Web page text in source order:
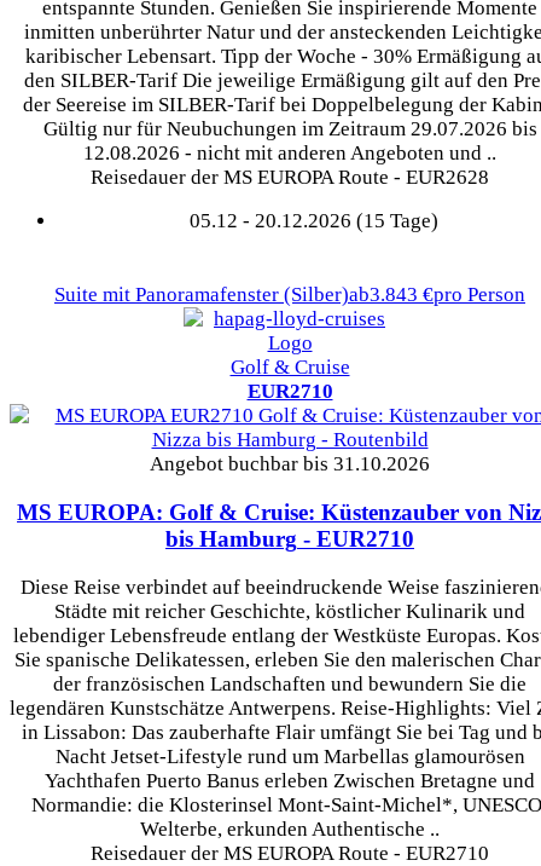
entspannte Stunden. Genießen Sie inspirierende Momente
inmitten unberührter Natur und der ansteckenden
karibischer Lebensart. Tipp der Woche - 30% Ermäßigung
den SILBER-Tarif Die jeweilige Ermäßigung gilt auf den
der Seereise im SILBER-Tarif bei Doppelbelegung der
Gültig nur für Neubuchungen im Zeitraum 29.07.2026 bis
12.08.2026 - nicht mit anderen Angeboten und ..
Reisedauer der MS EUROPA Route - EUR2628
05.12 - 20.12.2026 (15 Tage)
Suite mit Panoramafenster (Silber)ab3.843 €pro Person
Golf & Cruise
EUR2710
Angebot buchbar bis 31.10.2026
MS EUROPA: Golf & Cruise: Küstenzauber von
bis Hamburg - EUR2710
Diese Reise verbindet auf beeindruckende Weise
Städte mit reicher Geschichte, köstlicher Kulinarik und
lebendiger Lebensfreude entlang der Westküste Europas.
Sie spanische Delikatessen, erleben Sie den malerischen
der französischen Landschaften und bewundern Sie die
legendären Kunstschätze Antwerpens. Reise-Highlights: Viel
in Lissabon: Das zauberhafte Flair umfängt Sie bei Tag und
Nacht Jetset-Lifestyle rund um Marbellas glamourösen
Yachthafen Puerto Banus erleben Zwischen Bretagne und
Normandie: die Klosterinsel Mont-Saint-Michel*,
Welterbe, erkunden Authentische ..
Reisedauer der MS EUROPA Route - EUR2710